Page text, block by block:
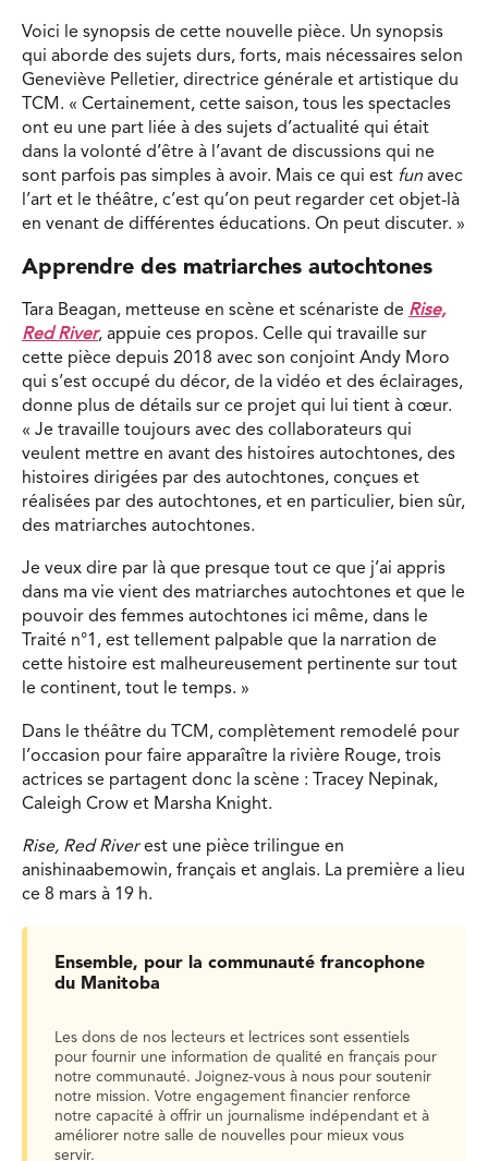
Voici le synopsis de cette nouvelle pièce. Un synopsis
qui aborde des sujets durs, forts, mais nécessaires selon
Geneviève Pelletier, directrice générale et artistique du
TCM. « Certainement, cette saison, tous les spectacles
ont eu une part liée à des sujets d’actualité qui était
dans la volonté d’être à l’avant de discussions qui ne
sont parfois pas simples à avoir. Mais ce qui est fun avec
l’art et le théâtre, c’est qu’on peut regarder cet objet-là
en venant de différentes éducations. On peut discuter. »
Apprendre des matriarches autochtones
Tara Beagan, metteuse en scène et scénariste de Rise,
Red River, appuie ces propos. Celle qui travaille sur
cette pièce depuis 2018 avec son conjoint Andy Moro
qui s’est occupé du décor, de la vidéo et des éclairages,
donne plus de détails sur ce projet qui lui tient à cœur.
« Je travaille toujours avec des collaborateurs qui
veulent mettre en avant des histoires autochtones, des
histoires dirigées par des autochtones, conçues et
réalisées par des autochtones, et en particulier, bien sûr,
des matriarches autochtones.
Je veux dire par là que presque tout ce que j’ai appris
dans ma vie vient des matriarches autochtones et que le
pouvoir des femmes autochtones ici même, dans le
Traité n°1, est tellement palpable que la narration de
cette histoire est malheureusement pertinente sur tout
le continent, tout le temps. »
Dans le théâtre du TCM, complètement remodelé pour
l’occasion pour faire apparaître la rivière Rouge, trois
actrices se partagent donc la scène : Tracey Nepinak,
Caleigh Crow et Marsha Knight.
Rise, Red Riverest une pièce trilingue en
anishinaabemowin, français et anglais. La première a lieu
ce 8 mars à 19 h.
Ensemble, pour la communauté francophone
du Manitoba
Les dons de nos lecteurs et lectrices sont essentiels
pour fournir une information de qualité en français pour
notre communauté. Joignez-vous à nous pour soutenir
notre mission. Votre engagement financier renforce
notre capacité à offrir un journalisme indépendant et à
améliorer notre salle de nouvelles pour mieux vous
servir.